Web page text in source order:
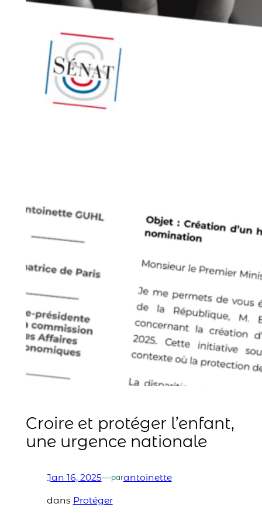
Croire et protéger l’enfant,
une urgence nationale
Jan 16, 2025—parantoinette
dans Protéger